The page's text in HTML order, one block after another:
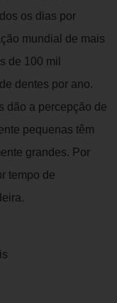
os dias por
mundial de mais
de 100 mil
dentes por ano.
dão a percepção de
pequenas têm
grandes. Por
tempo de